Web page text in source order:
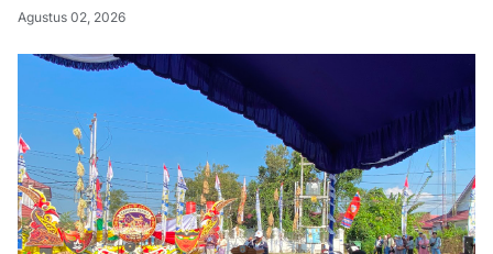
Agustus 02, 2026